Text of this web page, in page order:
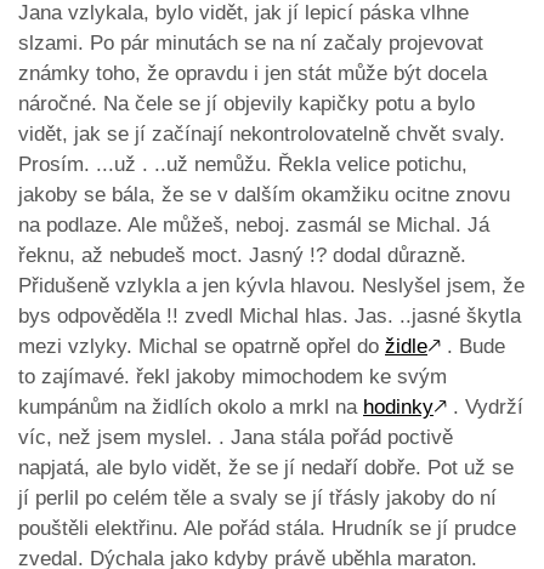
Jana vzlykala, bylo vidět, jak jí lepicí páska vlhne
slzami. Po pár minutách se na ní začaly projevovat
známky toho, že opravdu i jen stát může být docela
náročné. Na čele se jí objevily kapičky potu a bylo
vidět, jak se jí začínají nekontrolovatelně chvět svaly.
Prosím. ...už . ..už nemůžu. Řekla velice potichu,
jakoby se bála, že se v dalším okamžiku ocitne znovu
na podlaze. Ale můžeš, neboj. zasmál se Michal. Já
řeknu, až nebudeš moct. Jasný !? dodal důrazně.
Přidušeně vzlykla a jen kývla hlavou. Neslyšel jsem, že
bys odpověděla !! zvedl Michal hlas. Jas. ..jasné škytla
mezi vzlyky. Michal se opatrně opřel do židle🡕 . Bude
to zajímavé. řekl jakoby mimochodem ke svým
kumpánům na židlích okolo a mrkl na hodinky🡕 . Vydrží
víc, než jsem myslel. . Jana stála pořád poctivě
napjatá, ale bylo vidět, že se jí nedaří dobře. Pot už se
jí perlil po celém těle a svaly se jí třásly jakoby do ní
pouštěli elektřinu. Ale pořád stála. Hrudník se jí prudce
zvedal. Dýchala jako kdyby právě uběhla maraton.